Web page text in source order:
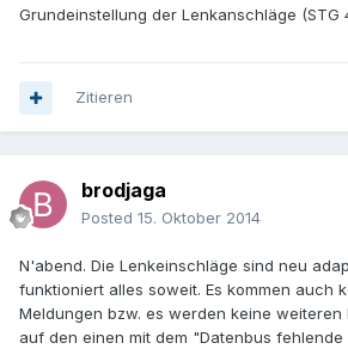
Grundeinstellung der Lenkanschläge (STG
Zitieren
brodjaga
Posted 15. Oktober 2014
N'abend. Die Lenkeinschläge sind neu
funktioniert alles soweit. Es kommen auch
Meldungen bzw. es werden keine weiteren
auf den einen mit dem "Datenbus fehlende